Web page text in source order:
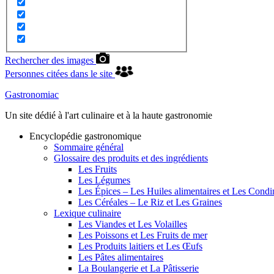
Rechercher des images
Personnes citées dans le site
Gastronomiac
Un site dédié à l'art culinaire et à la haute gastronomie
Encyclopédie gastronomique
Sommaire général
Glossaire des produits et des ingrédients
Les Fruits
Les Légumes
Les Épices – Les Huiles alimentaires et Les
Les Céréales – Le Riz et Les Graines
Lexique culinaire
Les Viandes et Les Volailles
Les Poissons et Les Fruits de mer
Les Produits laitiers et Les Œufs
Les Pâtes alimentaires
La Boulangerie et La Pâtisserie